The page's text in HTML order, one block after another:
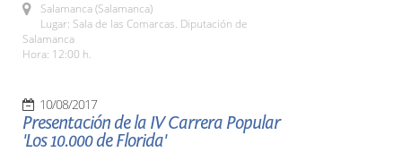
Salamanca (Salamanca)
Lugar: Sala de las Comarcas. Diputación de
Salamanca
Hora: 12:00 h.
10/08/2017
Presentación de la IV Carrera Popular
'Los 10.000 de Florida'